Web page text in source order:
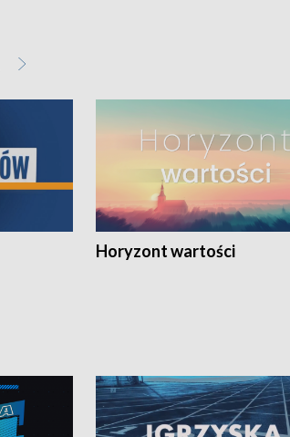
Horyzont wartości